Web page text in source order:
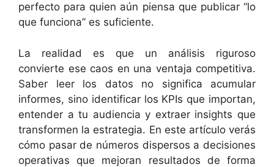
perfecto para quien aún piensa que publicar “lo
que funciona” es suficiente.
La realidad es que un análisis riguroso
convierte ese caos en una ventaja competitiva.
Saber leer los datos no significa acumular
informes, sino identificar los KPIs que importan,
entender a tu audiencia y extraer insights que
transformen la estrategia. En este artículo verás
cómo pasar de números dispersos a decisiones
operativas que mejoran resultados de forma